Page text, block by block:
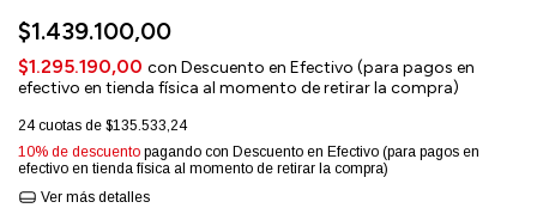
$1.439.100,00
$1.295.190,00 con Descuento en Efectivo (para pagos en
efectivo en tienda física al momento de retirar la compra)
24 cuotas de $135.533,24
10% de descuento pagando con Descuento en Efectivo (para pagos en
efectivo en tienda física al momento de retirar la compra)
Ver más detalles